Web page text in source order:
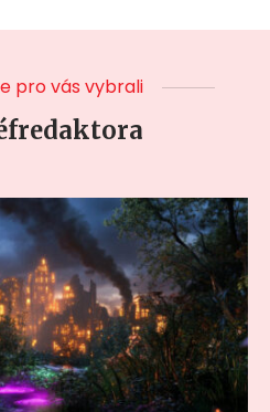
pro vás vybrali